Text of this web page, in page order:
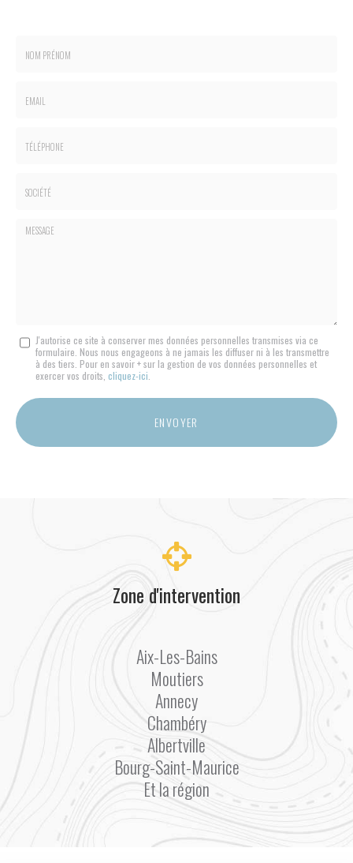
Message
J'autorise ce site à conserver mes données personnelles transmises via ce
formulaire. Nous nous engageons à ne jamais les diffuser ni à les transmettre
à des tiers. Pour en savoir + sur la gestion de vos données personnelles et
exercer vos droits, cliquez-ici
Acceptation
RGPD
*
ENVOYER
Zone d'intervention
Aix-Les-Bains
Moutiers
Annecy
Chambéry
Albertville
Bourg-Saint-Maurice
Et la région